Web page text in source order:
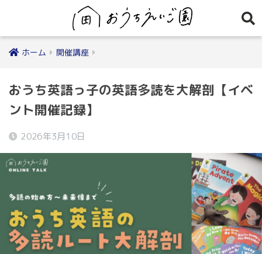
ホーム 開催講座
おうち英語っ子の英語多読を大解剖【イベ
ント開催記録】
2026年3月10日